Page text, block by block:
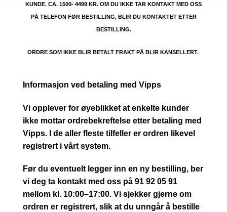
KUNDE. CA. 1500- 4499 KR. OM DU IKKE TAR KONTAKT MED OSS
PÅ TELEFON FØR BESTILLING, BLIR DU KONTAKTET ETTER
BESTILLING.
ORDRE SOM IKKE BLIR BETALT FRAKT PÅ BLIR KANSELLERT.
Informasjon ved betaling med Vipps
Vi opplever for øyeblikket at enkelte kunder
ikke mottar ordrebekreftelse etter betaling med
Vipps. I de aller fleste tilfeller er ordren likevel
registrert i vårt system.
Før du eventuelt legger inn en ny bestilling, ber
vi deg ta kontakt med oss på 91 92 05 91
mellom kl. 10:00–17:00. Vi sjekker gjerne om
ordren er registrert, slik at du unngår å bestille